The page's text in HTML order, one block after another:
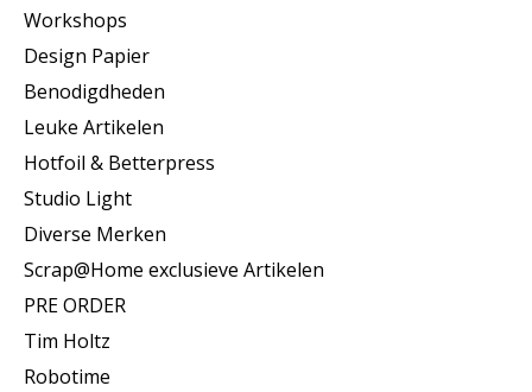
Workshops
Design Papier
Benodigdheden
Leuke Artikelen
Hotfoil & Betterpress
Studio Light
Diverse Merken
Scrap@Home exclusieve Artikelen
PRE ORDER
Tim Holtz
Robotime